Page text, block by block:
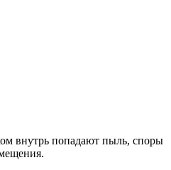
внутрь попадают пыль, споры